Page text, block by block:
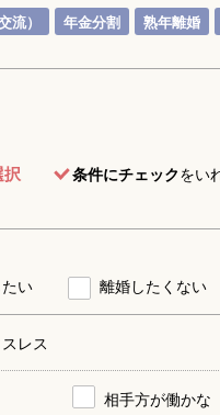
流） 年金分割 熟年離婚
択 条件にチェックをい
い
離婚したくない
レス
相手方が働かな